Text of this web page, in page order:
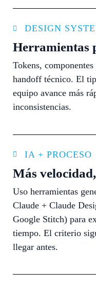
DESIGN
Herramientas
Tokens,
handoff técnico. El
equipo avance más
inconsistencias.
IA + PROCESO
Más
Uso herramientas
Claude + Claude
Google Stitch) para
tiempo. El criterio
llegar antes.